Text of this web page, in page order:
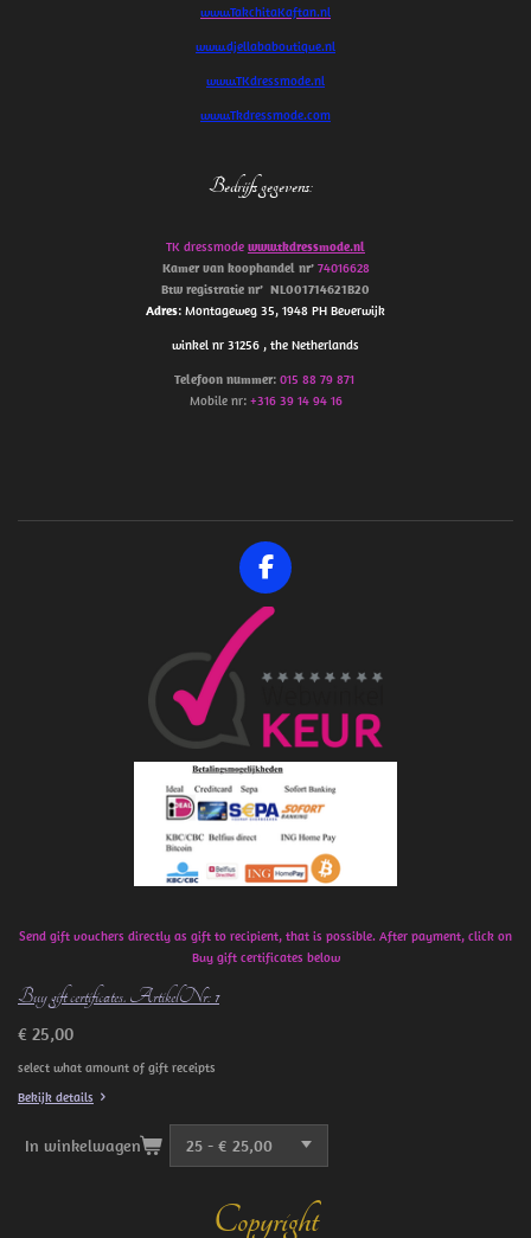
www.TakchitaKaftan.nl
www.djellababoutique.nl
www.TKdressmode.nl
www.Tkdressmode.com
Bedrijfs gegevens:
TK dressmode www.tkdressmode.nl
Kamer van koophandel nr’ 74016628
Btw registratie nr’ NL001714621B20
Adres: Montageweg 35, 1948 PH Beverwijk
winkel nr 31256 , the Netherlands
Telefoon nummer:015 88 79 871
Mobile nr: +316 39 14 94 16
F
a
c
b
o
k
Send gift vouchers directly as gift to recipient, that is possible. After payment, click on
Buy gift certificates below
Buy gift certificates. ArtikelNr: 1
€ 25,00
select what amount of gift receipts
Bekijk details
In winkelwagen
Copyright